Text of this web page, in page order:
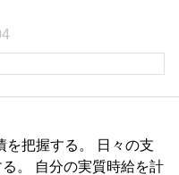
を把握する。 日々の支
。 自分の実質時給を計